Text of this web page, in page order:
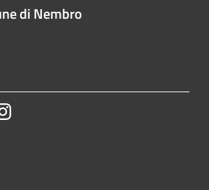
di Nembro
Instagram